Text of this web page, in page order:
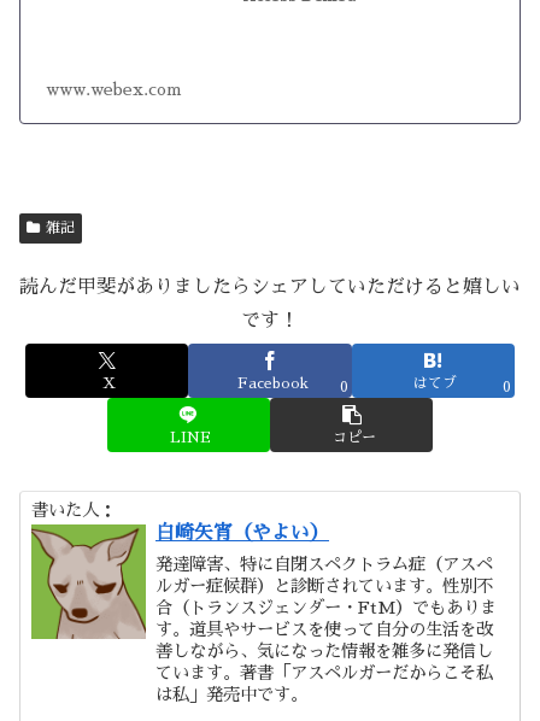
www.webex.com
雑記
読んだ甲斐がありましたらシェアしていただけると嬉しい
です！
X Facebook 0 はてブ 0
LINE コピー
書いた人：
白崎矢宵（やよい）
発達障害、特に自閉スペクトラム症（アスペ
ルガー症候群）と診断されています。性別不
合（トランスジェンダー・FtM）でもありま
す。道具やサービスを使って自分の生活を改
善しながら、気になった情報を雑多に発信し
ています。著書「アスペルガーだからこそ私
は私」発売中です。